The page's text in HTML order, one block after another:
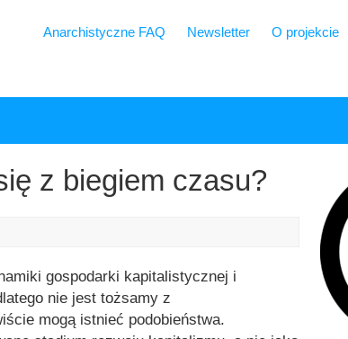
Anarchistyczne FAQ Newsletter O projekcie
z biegiem czasu?
gospodarki kapitalistycznej i
nie jest tożsamy z
mogą istnieć podobieństwa.